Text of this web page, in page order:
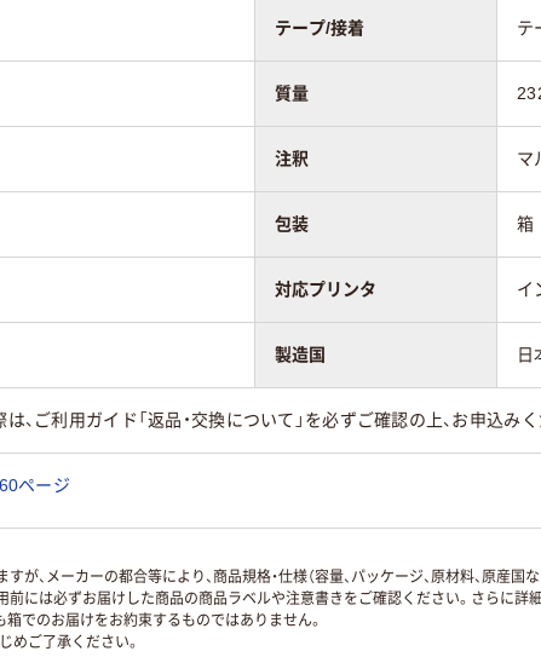
テープ/接着 テ
質量
注釈 マ
包装 箱
対応プリンタ イ
製造国 日
は、ご利用ガイド「返品・交換について」を必ずご確認の上、お申込みく
ページ
、メーカーの都合等により、商品規格・仕様（容量、パッケージ、原材料、原産
には必ずお届けした商品の商品ラベルや注意書きをご確認ください。さらに詳
箱でのお届けをお約束するものではありません。
めご了承ください。